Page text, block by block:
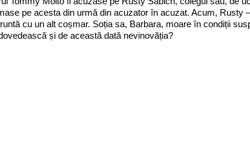
pe acesta din urmă din acuzator în acuzat. Acum, Rusty
cu un alt coșmar. Soția sa, Barbara, moare în condiții
și de această dată nevinovăția?